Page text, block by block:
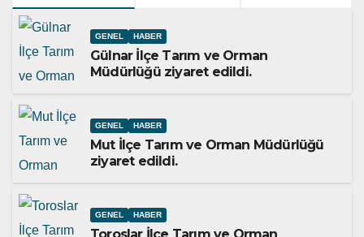
GENEL HABER
Gülnar İlçe Tarım ve Orman
Müdürlüğü ziyaret edildi.
GENEL HABER
Mut İlçe Tarım ve Orman Müdürlüğü
ziyaret edildi.
GENEL HABER